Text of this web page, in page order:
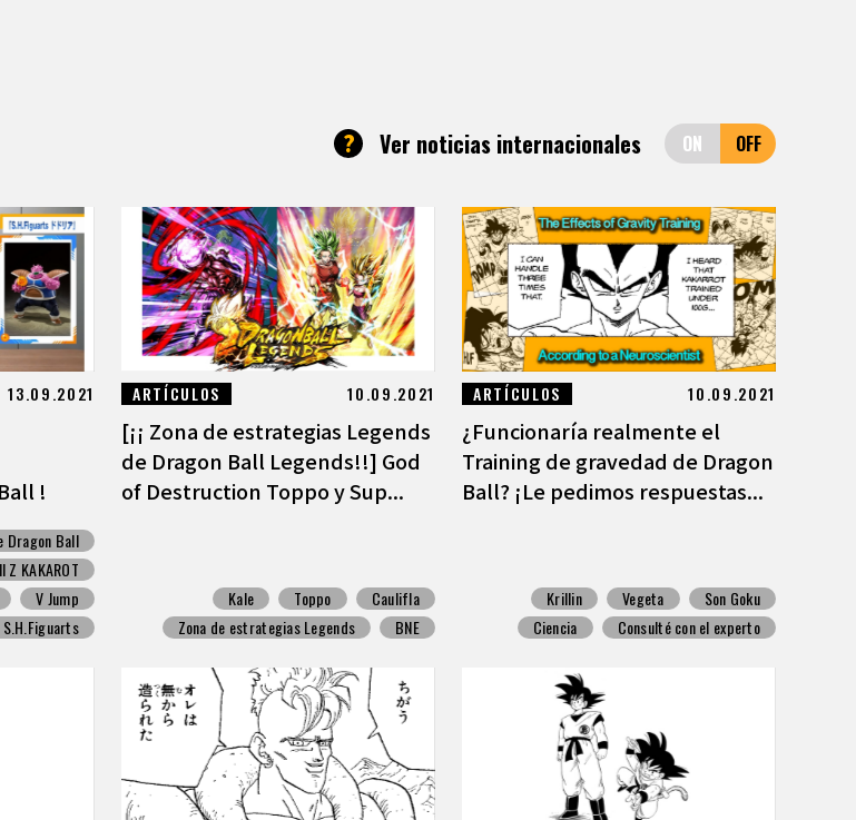
? Ver noticias internacionales
13.09.2021
!
Dragon Ball
Z KAKAROT
V Jump
S.H.Figuarts
ARTÍCULOS 10.09.2021
[¡¡ Zona de estrategias Legends
de Dragon Ball Legends!!] God
of Destruction Toppo y Sup...
Kale Toppo
Caulifla
Zona de estrategias Legends
BNE
ARTÍCULOS 10.09.2021
¿Funcionaría realmente el
Training de gravedad de Dragon
Ball? ¡Le pedimos respuestas...
Krillin Vegeta
Son Goku
Ciencia
Consulté con el experto